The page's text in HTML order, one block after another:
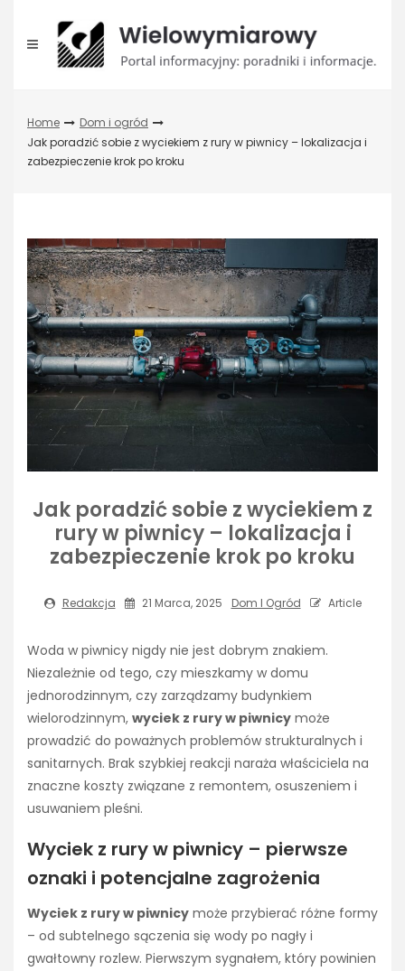
content
Home
Dom i ogród
Jak poradzić sobie z wyciekiem z rury w piwnicy – lokalizacja i
zabezpieczenie krok po kroku
Jak poradzić sobie z wyciekiem z
rury w piwnicy – lokalizacja i
zabezpieczenie krok po kroku
Redakcja 21 Marca, 2025 Dom I Ogród Article
Woda w piwnicy nigdy nie jest dobrym znakiem.
Niezależnie od tego, czy mieszkamy w domu
jednorodzinnym, czy zarządzamy budynkiem
wielorodzinnym, wyciek z rury w piwnicy może
prowadzić do poważnych problemów strukturalnych i
sanitarnych. Brak szybkiej reakcji naraża właściciela na
znaczne koszty związane z remontem, osuszeniem i
usuwaniem pleśni.
Wyciek z rury w piwnicy – pierwsze
oznaki i potencjalne zagrożenia
Wyciek z rury w piwnicy może przybierać różne formy
– od subtelnego sączenia się wody po nagły i
gwałtowny rozlew. Pierwszym sygnałem, który powinien